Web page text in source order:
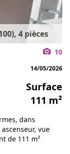
4 pièces
10
14/05/2026
Surface
111 m²
dans
vue
de 111 m²